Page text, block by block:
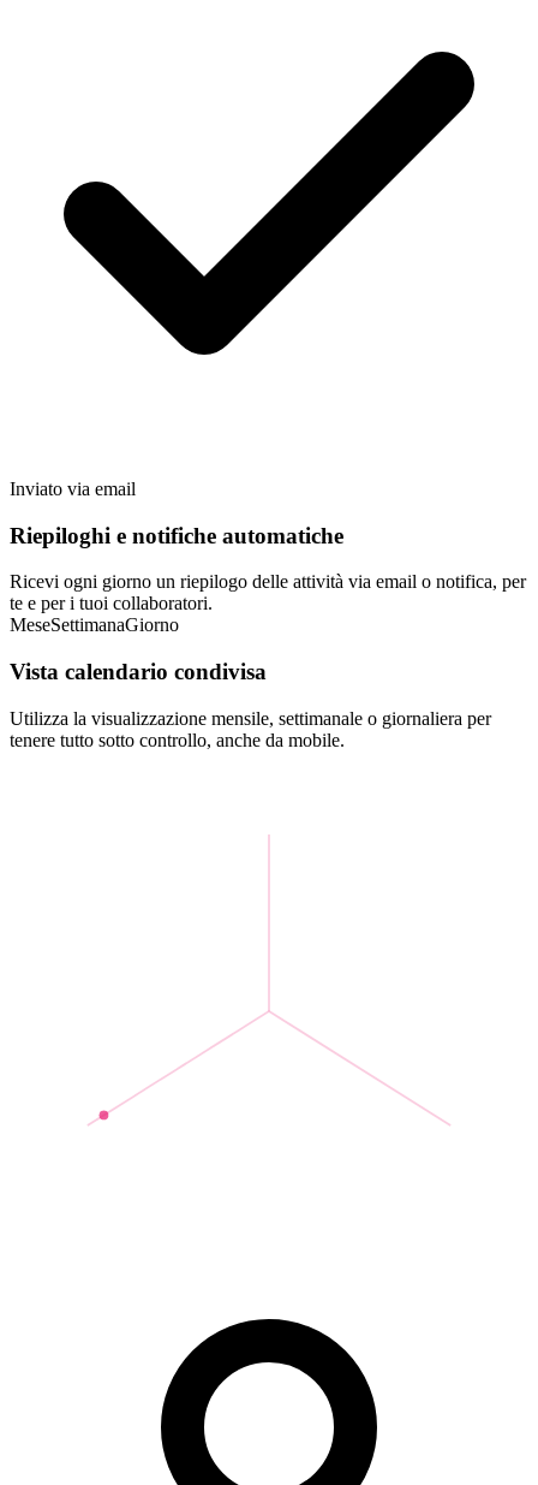
Inviato via email
Riepiloghi e notifiche automatiche
Ricevi ogni giorno un riepilogo delle attività via email o notifica, per
te e per i tuoi collaboratori.
MeseSettimanaGiorno
Vista calendario condivisa
Utilizza la visualizzazione mensile, settimanale o giornaliera per
tenere tutto sotto controllo, anche da mobile.